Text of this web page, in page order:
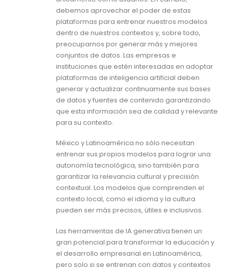
debemos aprovechar el poder de estas
plataformas para entrenar nuestros modelos
dentro de nuestros contextos y, sobre todo,
preocuparnos por generar más y mejores
conjuntos de datos. Las empresas e
instituciones que estén interesadas en adoptar
plataformas de inteligencia artificial deben
generar y actualizar continuamente sus bases
de datos y fuentes de contenido garantizando
que esta información sea de calidad y relevante
para su contexto.
México y Latinoamérica no sólo necesitan
entrenar sus propios modelos para lograr una
autonomía tecnológica, sino también para
garantizar la relevancia cultural y precisión
contextual. Los modelos que comprenden el
contexto local, como el idioma y la cultura
pueden ser más precisos, útiles e inclusivos.
Las herramientas de IA generativa tienen un
gran potencial para transformar la educación y
el desarrollo empresarial en Latinoamérica,
pero solo si se entrenan con datos y contextos